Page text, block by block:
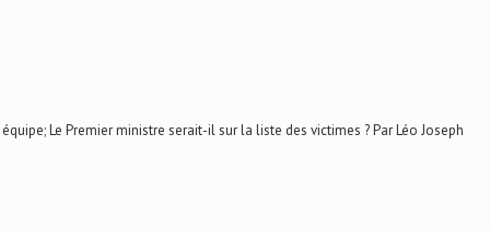
Le Premier ministre serait-il sur la liste des victimes ? Par Léo Joseph